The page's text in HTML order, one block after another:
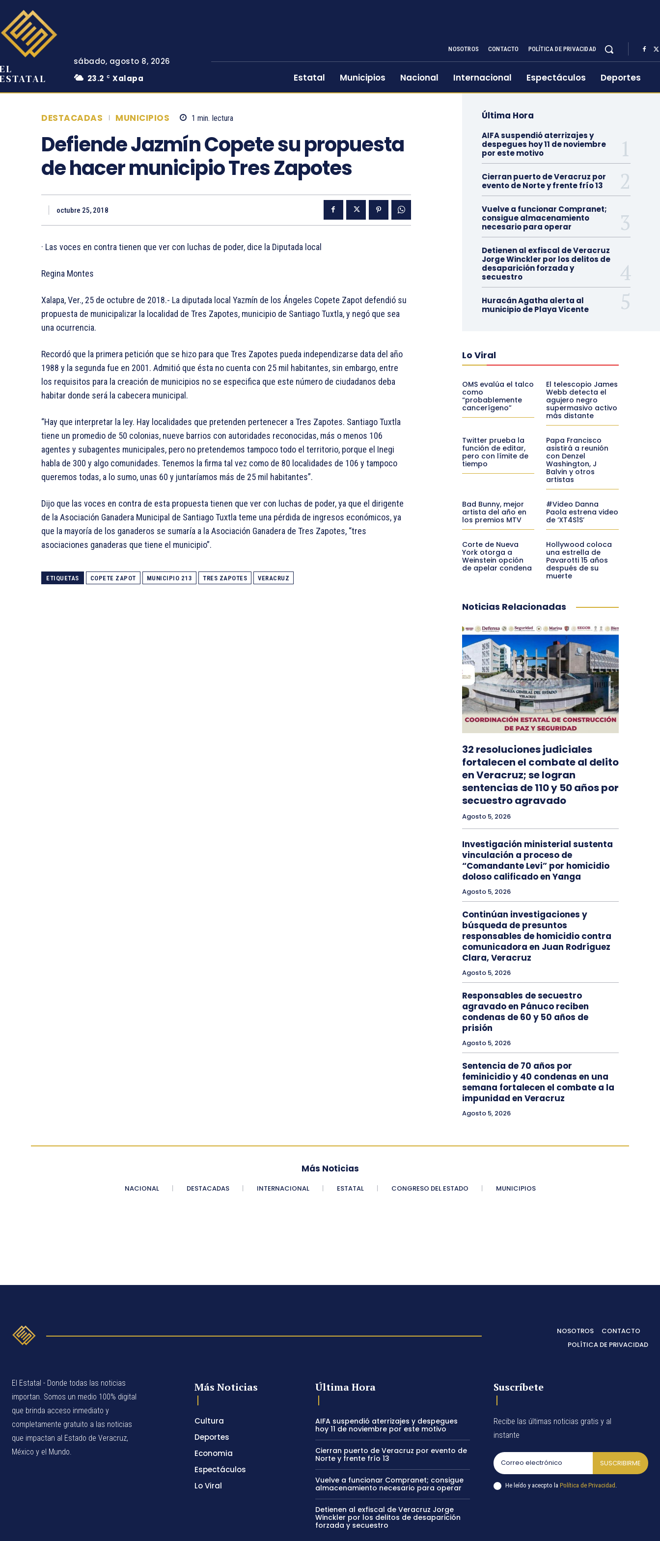
EL
ESTATAL
sábado, agosto 8, 2026
23.2 C Xalapa
NOSOTROS CONTACTO POLÍTICA DE PRIVACIDAD
Estatal Municipios Nacional Internacional Espectáculos Deportes
DESTACADAS MUNICIPIOS 1 min. lectura
Defiende Jazmín Copete su propuesta
de hacer municipio Tres Zapotes
octubre 25, 2018
· Las voces en contra tienen que ver con luchas de poder, dice la Diputada local
Regina Montes
Xalapa, Ver., 25 de octubre de 2018.- La diputada local Yazmín de los Ángeles Copete Zapot defendió su
propuesta de municipalizar la localidad de Tres Zapotes, municipio de Santiago Tuxtla, y negó que sea
una ocurrencia.
Recordó que la primera petición que se hizo para que Tres Zapotes pueda independizarse data del año
1988 y la segunda fue en 2001. Admitió que ésta no cuenta con 25 mil habitantes, sin embargo, entre
los requisitos para la creación de municipios no se especifica que este número de ciudadanos deba
habitar donde será la cabecera municipal.
“Hay que interpretar la ley. Hay localidades que pretenden pertenecer a Tres Zapotes. Santiago Tuxtla
tiene un promedio de 50 colonias, nueve barrios con autoridades reconocidas, más o menos 106
agentes y subagentes municipales, pero no pretendemos tampoco todo el territorio, porque el Inegi
habla de 300 y algo comunidades. Tenemos la firma tal vez como de 80 localidades de 106 y tampoco
queremos todas, a lo sumo, unas 60 y juntaríamos más de 25 mil habitantes”.
Dijo que las voces en contra de esta propuesta tienen que ver con luchas de poder, ya que el dirigente
de la Asociación Ganadera Municipal de Santiago Tuxtla teme una pérdida de ingresos económicos, ya
que la mayoría de los ganaderos se sumaría a la Asociación Ganadera de Tres Zapotes, “tres
asociaciones ganaderas que tiene el municipio”.
ETIQUETAS COPETE ZAPOT MUNICIPIO 213 TRES ZAPOTES VERACRUZ
Última Hora
AIFA suspendió aterrizajes y
despegues hoy 11 de noviembre
por este motivo
Cierran puerto de Veracruz por
evento de Norte y frente frío 13
Vuelve a funcionar Compranet;
consigue almacenamiento
necesario para operar
Detienen al exfiscal de Veracruz
Jorge Winckler por los delitos de
desaparición forzada y
secuestro
Huracán Agatha alerta al
municipio de Playa Vicente
Lo Viral
OMS evalúa el talco
como
“probablemente
cancerígeno”
El telescopio James
Webb detecta el
agujero negro
supermasivo activo
más distante
Twitter prueba la
función de editar,
pero con límite de
tiempo
Papa Francisco
asistirá a reunión
con Denzel
Washington, J
Balvin y otros
artistas
Bad Bunny, mejor
artista del año en
los premios MTV
#Video Danna
Paola estrena video
de ‘XT4S1S’
Corte de Nueva
York otorga a
Weinstein opción
de apelar condena
Hollywood coloca
una estrella de
Pavarotti 15 años
después de su
muerte
Noticias Relacionadas
32 resoluciones judiciales
fortalecen el combate al delito
en Veracruz; se logran
sentencias de 110 y 50 años por
secuestro agravado
Agosto 5, 2026
Investigación ministerial sustenta
vinculación a proceso de
“Comandante Levi” por homicidio
doloso calificado en Yanga
Agosto 5, 2026
Continúan investigaciones y
búsqueda de presuntos
responsables de homicidio contra
comunicadora en Juan Rodríguez
Clara, Veracruz
Agosto 5, 2026
Responsables de secuestro
agravado en Pánuco reciben
condenas de 60 y 50 años de
prisión
Agosto 5, 2026
Sentencia de 70 años por
feminicidio y 40 condenas en una
semana fortalecen el combate a la
impunidad en Veracruz
Agosto 5, 2026
Más Noticias
NACIONAL DESTACADAS INTERNACIONAL ESTATAL CONGRESO DEL ESTADO MUNICIPIOS
NOSOTROS
CONTACTO
POLÍTICA DE PRIVACIDAD
El Estatal - Donde todas las noticias
importan. Somos un medio 100% digital
que brinda acceso inmediato y
completamente gratuito a las noticias
que impactan al Estado de Veracruz,
México y el Mundo.
Más Noticias
Cultura
Deportes
Economia
Espectáculos
Lo Viral
Última Hora
AIFA suspendió aterrizajes y despegues
hoy 11 de noviembre por este motivo
Cierran puerto de Veracruz por evento de
Norte y frente frío 13
Vuelve a funcionar Compranet; consigue
almacenamiento necesario para operar
Detienen al exfiscal de Veracruz Jorge
Winckler por los delitos de desaparición
forzada y secuestro
Suscríbete
Recibe las últimas noticias gratis y al
instante
SUSCRIBIRME
He leído y acecpto laPolítica de Privacidad .